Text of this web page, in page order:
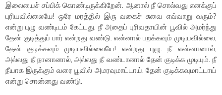
இலையைச் சப்பிக் கொண்டிருக்கிறேன். ஆனால் நீ சொல்வது எனக்குப்
புரியவில்லையே! ஒரே மரத்தில் இரு வகைச் சுவை எவ்வாறு வரும்?
என்று புழு வண்டிடம் கேட்டது. நீ அதைப் புரிவதாயின் பூவில் அமர்ந்து
தேன் குடித்துப் பார் என்றது வண்டு. என்னால் பறக்கவும் முடியவில்லை,
தேன் குடிக்கவும் முடியவில்லையே! என்றது புழு. நீ என்னானால்,
அல்லது நீ நானானால், அல்லது நீ வண்டானால் தேன் குடிக்க முடியும். நீ
நீயாக இருக்கும் வரை பூவில் அமரவுமாட்டாய். தேன் குடிக்கவுமாட்டாய்
என்று சொன்னது வண்டு.